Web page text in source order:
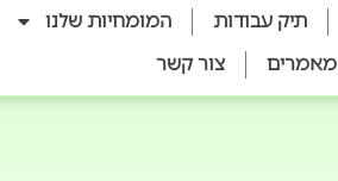
תיק עבודות המומחיות שלנו
מאמרים
צור קשר